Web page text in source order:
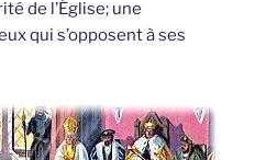
de l’Église; une
qui s’opposent à ses